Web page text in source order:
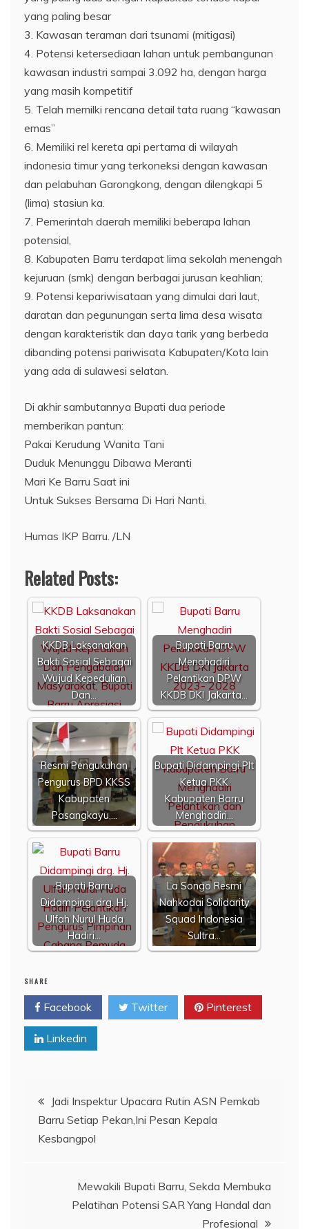
yang paling besar
3. Kawasan teraman dari tsunami (mitigasi)
4. Potensi ketersediaan lahan untuk pembangunan
kawasan industri sampai 3.092 ha, dengan harga
yang masih kompetitif
5. Telah memilki rencana detail tata ruang “kawasan
emas”
6. Memiliki rel kereta api pertama di wilayah
indonesia timur yang terkoneksi dengan kawasan
dan pelabuhan Garongkong, dengan dilengkapi 5
(lima) stasiun ka.
7. Pemerintah daerah memiliki beberapa lahan
potensial,
8. Kabupaten Barru terdapat lima sekolah menengah
kejuruan (smk) dengan berbagai jurusan keahlian;
9. Potensi kepariwisataan yang dimulai dari laut,
daratan dan pegunungan serta lima desa wisata
dengan karakteristik dan daya tarik yang berbeda
dibanding potensi pariwisata Kabupaten/Kota lain
yang ada di sulawesi selatan.
Di akhir sambutannya Bupati dua periode
memberikan pantun:
Pakai Kerudung Wanita Tani
Duduk Menunggu Dibawa Meranti
Mari Ke Barru Saat ini
Untuk Sukses Bersama Di Hari Nanti.
Humas IKP Barru. /LN
Related Posts:
KKDB Laksanakan
Bakti Sosial Sebagai
Wujud Kepedulian
Dan…
Bupati Barru
Menghadiri
Pelantikan DPW
KKDB DKI Jakarta…
Resmi Pengukuhan
Pengurus BPD KKSS
Kabupaten
Pasangkayu,…
Bupati Didampingi Plt
Ketua PKK
Kabupaten Barru
Menghadiri…
Bupati Barru
Didampingi drg. Hj.
Ulfah Nurul Huda
Hadiri…
La Songo Resmi
Nahkodai Solidarity
Squad Indonesia
Sultra…
SHARE
Facebook Twitter Pinterest
Linkedin
Navigasi
pos
Jadi Inspektur Upacara Rutin ASN Pemkab
Barru Setiap Pekan,Ini Pesan Kepala
Kesbangpol
Mewakili Bupati Barru, Sekda Membuka
Pelatihan Potensi SAR Yang Handal dan
Profesional